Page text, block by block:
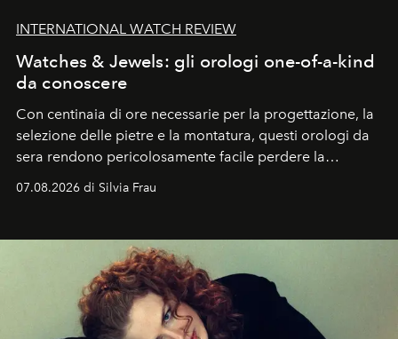
INTERNATIONAL WATCH REVIEW
Watches & Jewels: gli orologi one-of-a-kind
da conoscere
Con centinaia di ore necessarie per la progettazione, la
selezione delle pietre e la montatura, questi orologi da
sera rendono pericolosamente facile perdere la
cognizione del tempo. Ma con quadranti così
07.08.2026 di Silvia Frau